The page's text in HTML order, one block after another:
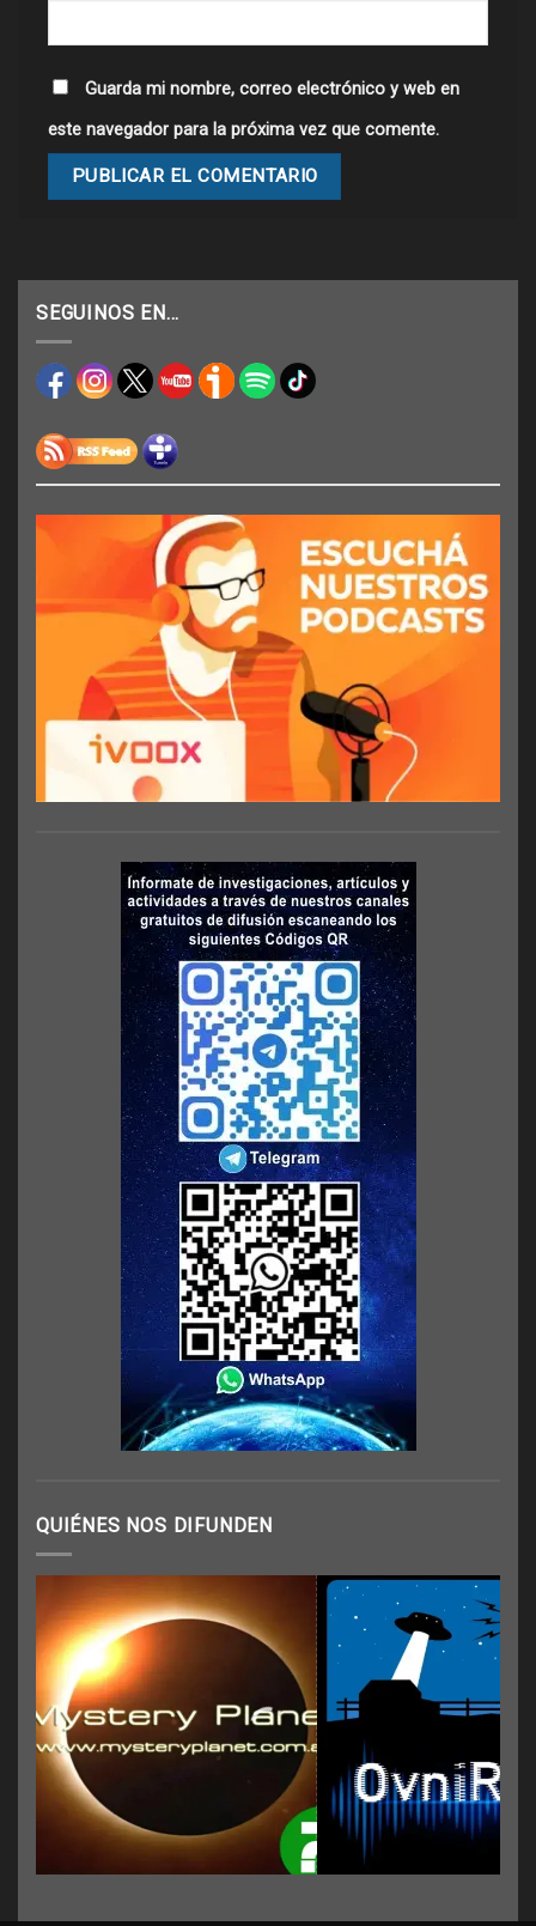
Guarda mi nombre, correo electrónico y web en
este navegador para la próxima vez que comente.
SEGUINOS EN…
QUIÉNES NOS DIFUNDEN